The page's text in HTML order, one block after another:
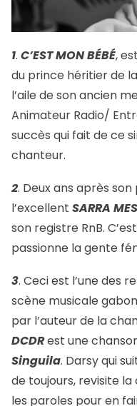
1. C’EST MON BÉBÉ,
du prince héritier de la
l’aile de son ancien
Animateur Radio/
succès qui fait de ce
chanteur.
2. Deux ans après
l’excellent SARRA
son registre RnB.
passionne la gente
3. Ceci est l’une des
scène musicale
par l’auteur de la
DCDRest une
Singuila. Darsy qui
de toujours, revisite
les paroles pour en